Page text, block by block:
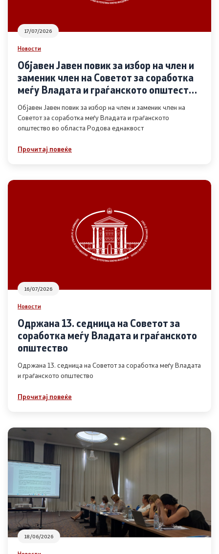
Дијалог меѓу Владата и граѓанскиот сектор
Отворени денови за иницијативи на граѓанските
организации
Финансиска поддршка
Извештаи
Список на ОЈИ
Контакт
Контакт
Линкови
Изјава за пристапност
Со еден клик до сите услуги
17/07/2026
Новости
Објавен Јавен повик за избор на член и
заменик член на Советот за соработка
меѓу Владата и граѓанското општество
во областа Родова еднаквост
Објавен Јавен повик за избор на член и заменик член на
Советот за соработка меѓу Владата и граѓанското
општество во областа Родова еднаквост
Прочитај повеќе
16/07/2026
Новости
Одржана 13. седница на Советот за
соработка меѓу Владата и граѓанското
општество
Одржана 13. седница на Советот за соработка меѓу Владата
и граѓанското општество
Прочитај повеќе
18/06/2026